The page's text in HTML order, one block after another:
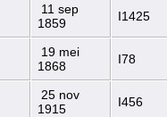
11 sep
1859
I1425
19 mei
1868
I78
25 nov
1915
I456